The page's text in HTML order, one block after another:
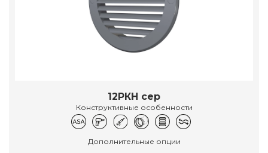
12РКН сер
Конструктивные особенности
Дополнительные опции